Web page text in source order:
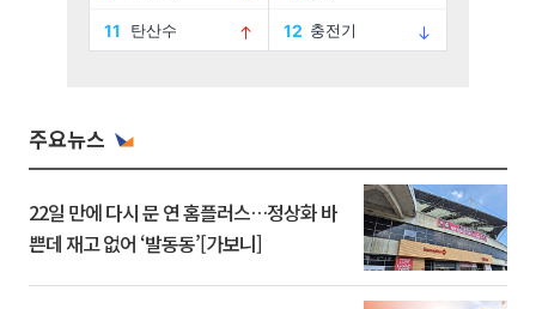
주요뉴스
22일 만에 다시 문 연 홈플러스…정상화 바
쁜데 재고 없어 ‘발동동’[가보니]